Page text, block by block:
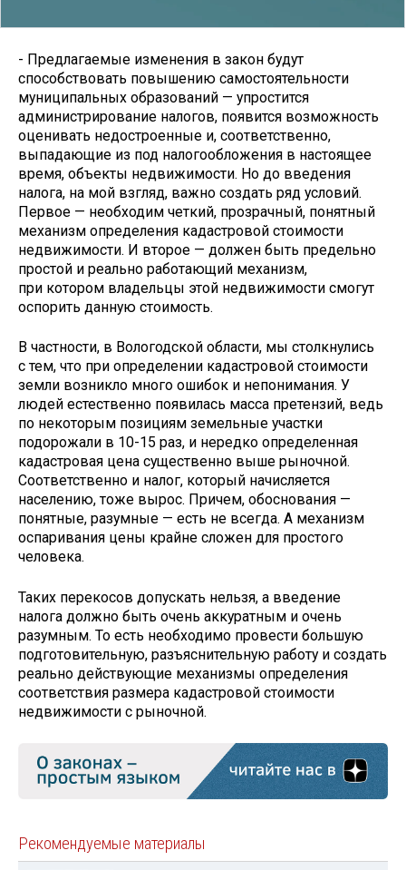
- Предлагаемые изменения в закон будут
способствовать повышению самостоятельности
муниципальных образований — упростится
администрирование налогов, появится возможность
оценивать недостроенные и, соответственно,
выпадающие из под налогообложения в настоящее
время, объекты недвижимости. Но до введения
налога, на мой взгляд, важно создать ряд условий.
Первое — необходим четкий, прозрачный, понятный
механизм определения кадастровой стоимости
недвижимости. И второе — должен быть предельно
простой и реально работающий механизм,
при котором владельцы этой недвижимости смогут
оспорить данную стоимость.
В частности, в Вологодской области, мы столкнулись
с тем, что при определении кадастровой стоимости
земли возникло много ошибок и непонимания. У
людей естественно появилась масса претензий, ведь
по некоторым позициям земельные участки
подорожали в 10-15 раз, и нередко определенная
кадастровая цена существенно выше рыночной.
Соответственно и налог, который начисляется
населению, тоже вырос. Причем, обоснования —
понятные, разумные — есть не всегда. А механизм
оспаривания цены крайне сложен для простого
человека.
Таких перекосов допускать нельзя, а введение
налога должно быть очень аккуратным и очень
разумным. То есть необходимо провести большую
подготовительную, разъяснительную работу и создать
реально действующие механизмы определения
соответствия размера кадастровой стоимости
недвижимости с рыночной.
Рекомендуемые материалы